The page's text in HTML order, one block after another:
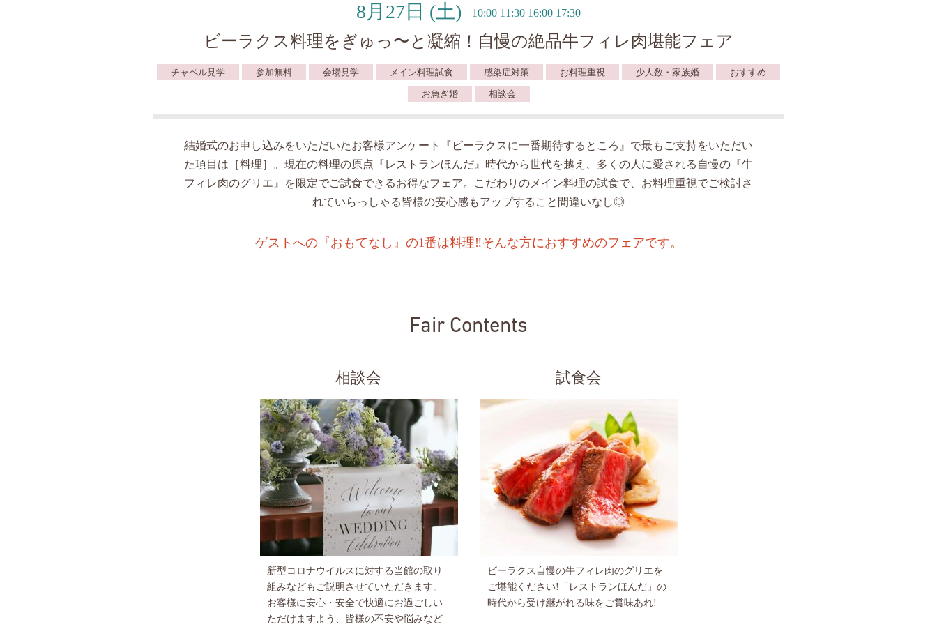
8月27日 (土) 10:00 11:30 16:00 17:30
ビーラクス料理をぎゅっ〜と凝縮！自慢の絶品牛フィレ肉堪能フェア
チャペル見学 参加無料 会場見学 メイン料理試食 感染症対策 お料理重視 少人数・家族婚 おすすめ
お急ぎ婚 相談会
結婚式のお申し込みをいただいたお客様アンケート『ビーラクスに一番期待するところ』で最もご支持をいただい
た項目は［料理］。現在の料理の原点『レストランほんだ』時代から世代を越え、多くの人に愛される自慢の『牛
フィレ肉のグリエ』を限定でご試食できるお得なフェア。こだわりのメイン料理の試食で、お料理重視でご検討さ
れていらっしゃる皆様の安心感もアップすること間違いなし◎
ゲストへの『おもてなし』の1番は料理‼️そんな方におすすめのフェアです。
Fair Contents
相談会
新型コロナウイルスに対する当館の取り
組みなどもご説明させていただきます。
お客様に安心・安全で快適にお過ごしい
ただけますよう、皆様の不安や悩みなど
試食会
ビーラクス自慢の牛フィレ肉のグリエを
ご堪能ください!「レストランほんだ」の
時代から受け継がれる味をご賞味あれ!